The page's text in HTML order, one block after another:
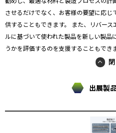
させるだけでなく、お客様の要望に応
供することもできます。 また、リバー
ルに基づいて使われた製品を新しい製
うかを評価するのを支援することもでき
出展製